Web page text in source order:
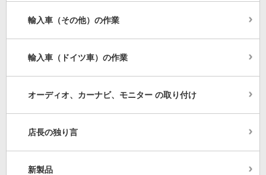
輸入車（その他）の作業
輸入車（ドイツ車）の作業
オーディオ、カーナビ、モニター の取り付け
店長の独り言
新製品